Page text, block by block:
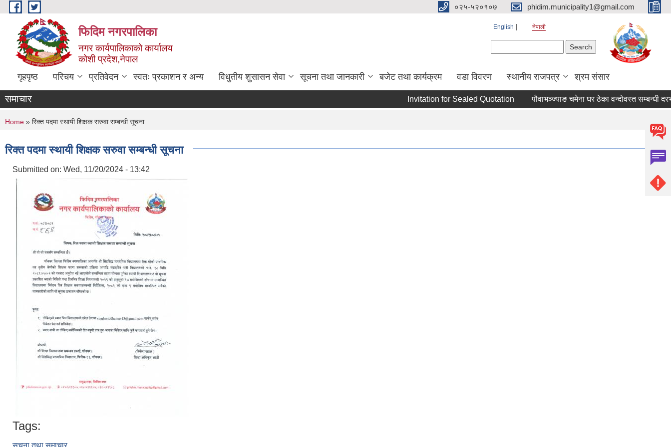
Skip to main content ०२५-५२०१०७ phidim.municipality1@gmail.com
फिदिम नगरपालिका
नगर कार्यपालिकाको कार्यालय
कोशी प्रदेश,नेपाल
English नेपाली
गृहपृष्ठ परिचय प्रतिवेदन स्वतः प्रकाशन र अन्य विधुतीय शुसासन सेवा सूचना तथा जानकारी बजेट तथा कार्यक्रम वडा विवरण स्थानीय राजपत्र श्रम संसार
समाचार Invitation for Sealed Quotation पौवाभञ्ज्याङ चमेना घर ठेका वन्दोवस्त सम्बन्धी
You are here
Home » रिक्त पदमा स्थायी शिक्षक सरुवा सम्बन्धी सूचना
रिक्त पदमा स्थायी शिक्षक सरुवा सम्बन्धी सूचना
Submitted on: Wed, 11/20/2024 - 13:42
Tags:
सूचना तथा समाचार